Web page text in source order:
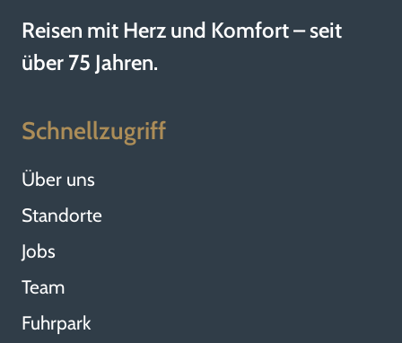
Reisen mit Herz und Komfort – seit
über 75 Jahren.
Schnellzugriff
Über uns
Standorte
Jobs
Team
Fuhrpark